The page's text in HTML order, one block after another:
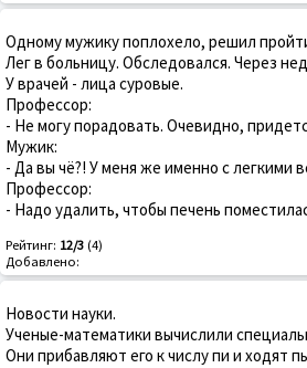
Одному мужику поплохело, решил
Лег в больницу. Обследовался. Через
У врачей - лица суровые.
Профессор:
- Не могу порадовать. Очевидно,
Мужик:
- Да вы чё?! У меня же именно с легкими
Профессор:
- Надо удалить, чтобы печень
Рейтинг: 12/3 (4)
Добавлено:
Новости науки.
Ученые-математики вычислили
Они прибавляют его к числу пи и ходят